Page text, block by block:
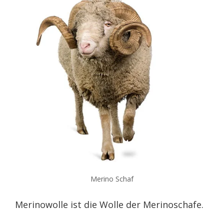
Merino Schaf
Merinowolle ist die Wolle der Merinoschafe.